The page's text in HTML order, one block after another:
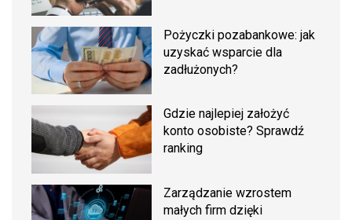
Pożyczki pozabankowe: jak
uzyskać wsparcie dla
zadłużonych?
Gdzie najlepiej założyć
konto osobiste? Sprawdź
ranking
Zarządzanie wzrostem
małych firm dzięki